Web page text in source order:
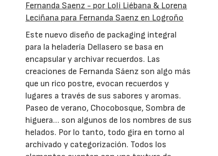
Fernanda Saenz - por Loli Liébana & Lorena
Leciñana para Fernanda Saenz en Logroño
Este nuevo diseño de packaging integral
para la heladería Dellasero se basa en
encapsular y archivar recuerdos. Las
creaciones de Fernanda Sáenz son algo más
que un rico postre, evocan recuerdos y
lugares a través de sus sabores y aromas.
Paseo de verano, Chocobosque, Sombra de
higuera… son algunos de los nombres de sus
helados. Por lo tanto, todo gira en torno al
archivado y categorización. Todos los